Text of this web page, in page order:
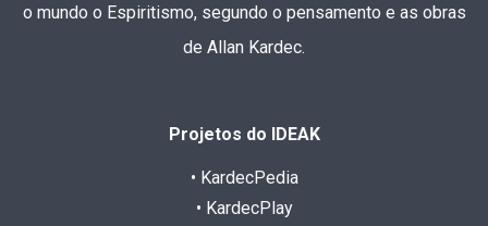
o mundo o Espiritismo, segundo o pensamento e as obras
de Allan Kardec.
Projetos do IDEAK
• KardecPedia
• KardecPlay